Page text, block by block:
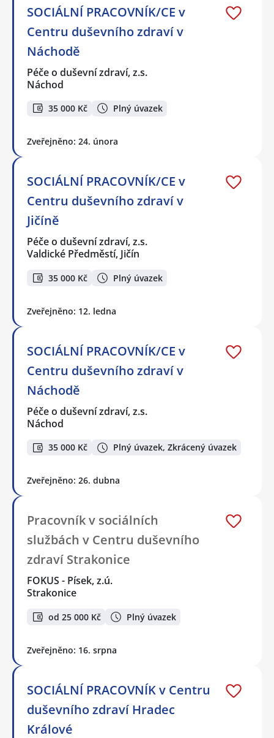
SOCIÁLNÍ PRACOVNÍK/CE v
Centru duševního zdraví v
Náchodě
Péče o duševní zdraví, z.s.
Náchod
35 000 Kč Plný úvazek
Zveřejněno: 24. února
SOCIÁLNÍ PRACOVNÍK/CE v
Centru duševního zdraví v
Jičíně
Péče o duševní zdraví, z.s.
Valdické Předměstí, Jičín
35 000 Kč Plný úvazek
Zveřejněno: 12. ledna
SOCIÁLNÍ PRACOVNÍK/CE v
Centru duševního zdraví v
Náchodě
Péče o duševní zdraví, z.s.
Náchod
35 000 Kč Plný úvazek, Zkrácený úvazek
Zveřejněno: 26. dubna
Pracovník v sociálních
službách v Centru duševního
zdraví Strakonice
FOKUS - Písek, z.ú.
Strakonice
od 25 000 Kč Plný úvazek
Zveřejněno: 16. srpna
SOCIÁLNÍ PRACOVNÍK v Centru
duševního zdraví Hradec
Králové